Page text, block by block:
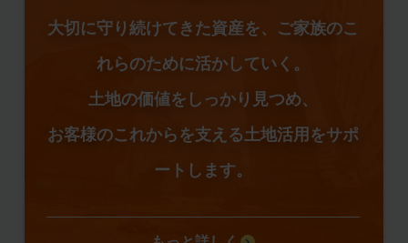
大切に守り続けてきた資産を、ご家族のこ
れらのために活かしていく。
土地の価値をしっかり見つめ、
お客様のこれからを支える土地活用をサポ
ートします。